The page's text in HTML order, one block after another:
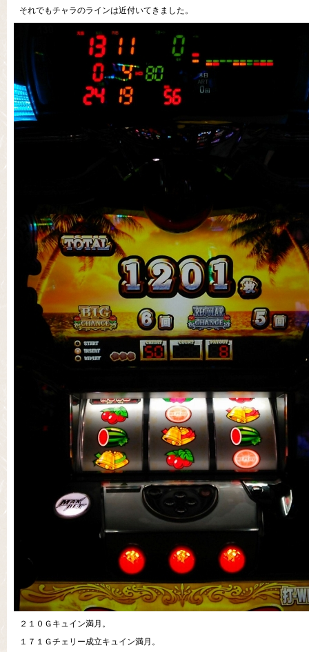
それでもチャラのラインは近付いてきました。
２１０Ｇキュイン満月。
１７１Ｇチェリー成立キュイン満月。